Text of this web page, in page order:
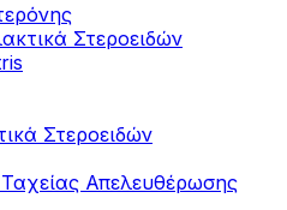
Στεροειδών
Στεροειδών
Απελευθέρωσης